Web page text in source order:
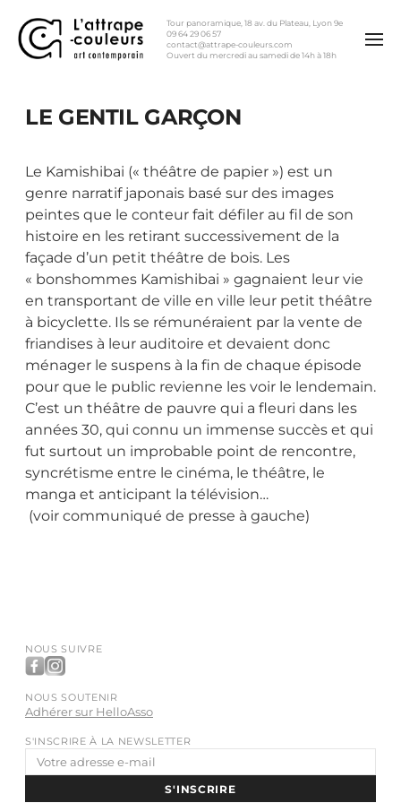
Tour panoramique, 18 av. du Plateau, Lyon 9e
09 64 29 06 57
contact@attrape-couleurs.com
Ouvert du mercredi au samedi de 14h à 18h
LE GENTIL GARÇON
Le Kamishibai (« théâtre de papier ») est un
genre narratif japonais basé sur des images
peintes que le conteur fait défiler au fil de son
histoire en les retirant successivement de la
façade d’un petit théâtre de bois. Les
« bonshommes Kamishibai » gagnaient leur vie
en transportant de ville en ville leur petit théâtre
à bicyclette. Ils se rémunéraient par la vente de
friandises à leur auditoire et devaient donc
ménager le suspens à la fin de chaque épisode
pour que le public revienne les voir le lendemain.
C’est un théâtre de pauvre qui a fleuri dans les
années 30, qui connu un immense succès et qui
fut surtout un improbable point de rencontre,
syncrétisme entre le cinéma, le théâtre, le
manga et anticipant la télévision…
(voir communiqué de presse à gauche)
NOUS SUIVRE
NOUS SOUTENIR
Adhérer sur HelloAsso
S'INSCRIRE À LA NEWSLETTER
Adresse
e-
S'INSCRIRE